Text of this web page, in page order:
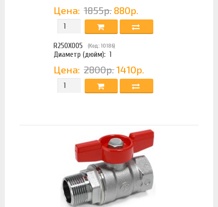
Цена: 1855р. 880р.
R250X005 (Код: 10186)
Диаметр (дюйм): 1
Цена: 2800р. 1410р.